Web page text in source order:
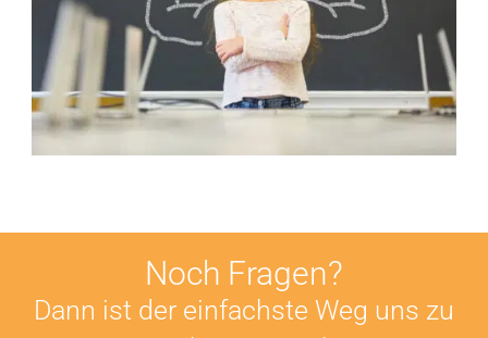
Noch Fragen?
Dann ist der einfachste Weg uns zu